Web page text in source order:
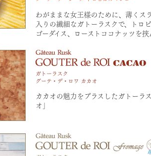
カカオの魅力をプラスしたガトーラ
オ」
わがままな女王様のために、薄くス
入りの繊細なガトーラスクで、トロ
ゴーダイス、ローストココナッツを